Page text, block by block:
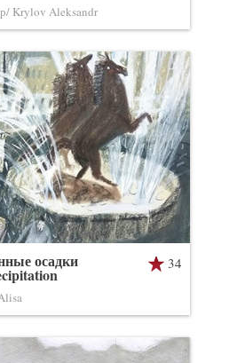
Krylov Aleksandr
34
осадки